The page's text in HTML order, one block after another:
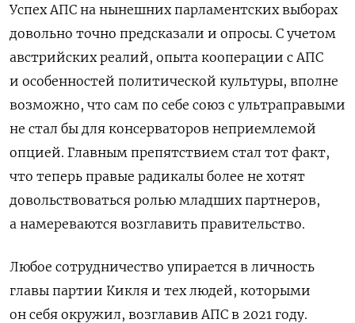
Успех АПС на нынешних парламентских выборах
довольно точно предсказали и опросы. С учетом
австрийских реалий, опыта кооперации с АПС
и особенностей политической культуры, вполне
возможно, что сам по себе союз с ультраправыми
не стал бы для консерваторов неприемлемой
опцией. Главным препятствием стал тот факт,
что теперь правые радикалы более не хотят
довольствоваться ролью младших партнеров,
а намереваются возглавить правительство.
Любое сотрудничество упирается в личность
главы партии Кикля и тех людей, которыми
он себя окружил, возглавив АПС в 2021 году.